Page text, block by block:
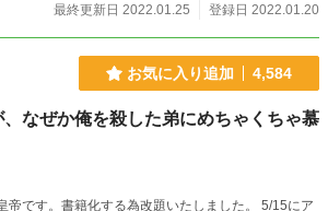
最終更新日 2022.01.25
登録日 2022.01.20
お気に入り追加 4,584
なぜか俺を殺した弟にめちゃくちゃ慕
帝です。書籍化する為改題いたしました。 5/15にア